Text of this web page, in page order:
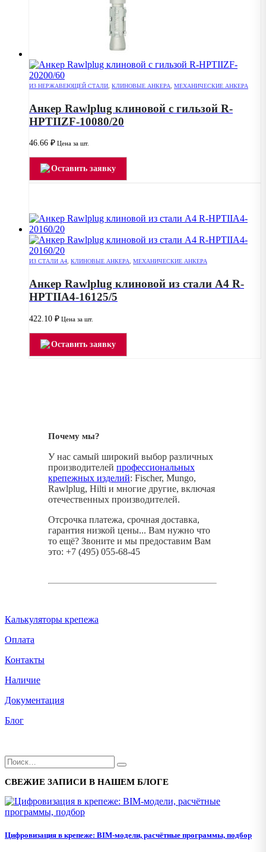
ИЗ НЕРЖАВЕЮЩЕЙ СТАЛИ КЛИНОВЫЕ АНКЕРА МЕХАНИЧЕСКИЕ АНКЕРА
Анкер Rawlplug клиновой с гильзой R-
HPTIIZF-10080/20
46.66 ₽ Цена за шт.
Оставить заявку
ИЗ СТАЛИ А4, КЛИНОВЫЕ АНКЕРА, МЕХАНИЧЕСКИЕ АНКЕРА
Анкер Rawlplug клиновой из стали А4 R-
HPTIIA4-16125/5
422.10 ₽ Цена за шт.
Оставить заявку
Почему мы?
У нас самый широкий выбор различных
производителей профессиональных
крепежных изделий: Fischer, Mungo,
Rawlplug, Hilti и многие другие, включая
отечественных производителей.
Отсрочка платежа, срочная доставка,
гарантия низкой цены... Вам нужно что
то ещё? Звоните и мы предоставим Вам
это: +7 (495) 055-68-45
Калькуляторы крепежа
Оплата
Контакты
Наличие
Документация
Блог
СВЕЖИЕ ЗАПИСИ В НАШЕМ БЛОГЕ
Цифровизация в крепеже: BIM-модели, расчётные программы, подбор